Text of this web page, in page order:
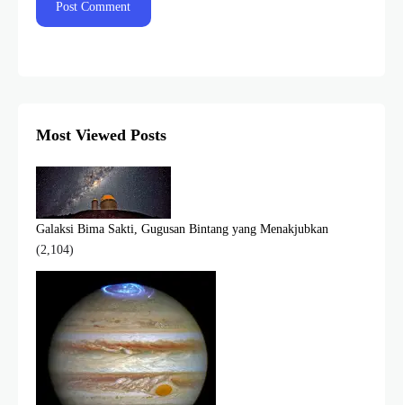
Most Viewed Posts
Galaksi Bima Sakti, Gugusan Bintang yang Menakjubkan
(2,104)